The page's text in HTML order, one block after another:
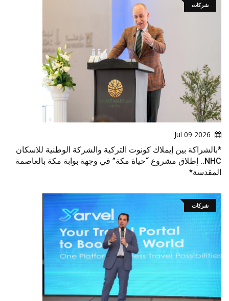
شركات
2026 Jul 09
*بالشراكة بين إيملاك كونوت التركية والشركة الوطنية للاسكان
NHC.. إطلاق مشروع “حياة مكة” في وجهة بوابة مكة بالعاصمة
المقدسة*
شركات